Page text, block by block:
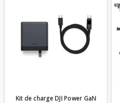
Kit de charge DJI Power GaN